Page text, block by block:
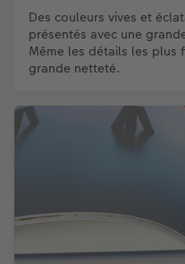
Des couleurs vives et
présentés avec une
Même les détails les plus
grande netteté.